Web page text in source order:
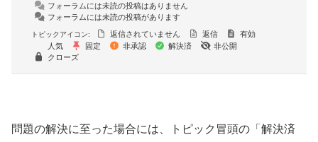
フォーラムには未読の投稿はありません
フォーラムには未読の投稿があります
トピックアイコン: 返信されていません 返信
有効
人気
固定 非承認 解決済
非公開
クローズ
問題の解決に至った場合には、トピック冒頭の「解決済